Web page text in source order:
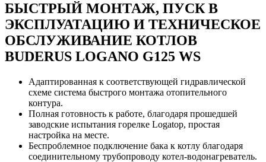
БЫСТРЫЙ МОНТАЖ, ПУСК В
ЭКСПЛУАТАЦИЮ И ТЕХНИЧЕСКОЕ
ОБСЛУЖИВАНИЕ КОТЛОВ
BUDERUS LOGANO G125 WS
Адаптированная к соответствующей гидравлической
схеме система быстрого монтажа отопительного
контура.
Полная готовность к работе, благодаря прошедшей
заводские испытания горелке Logatop, простая
настройка на месте.
Беспроблемное подключение бака к котлу благодаря
соединительному трубопроводу котел-водонагреватель.